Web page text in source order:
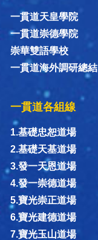
一貫道天皇學院
一貫道崇德學院
崇華雙語學校
一貫道海外調研總結
一貫道各組線
1.基礎忠恕道場
2.基礎天基道場
3.發一天恩道場
4.發一崇德道場
5.寶光崇正道場
6.寶光建德道場
7.寶光玉山道場